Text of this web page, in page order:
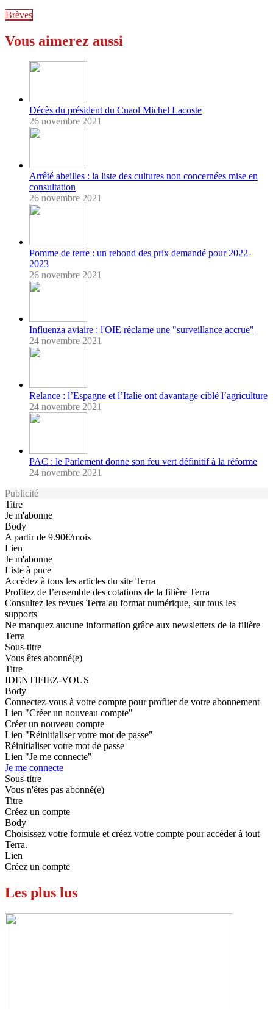
Brèves
Vous aimerez aussi
Décès du président du Cnaol Michel Lacoste
26 novembre 2021
Arrêté abeilles : la liste des cultures non concernées mise en
consultation
26 novembre 2021
Pomme de terre : un rebond des prix demandé pour 2022-
2023
26 novembre 2021
Influenza aviaire : l'OIE réclame une "surveillance accrue"
24 novembre 2021
Relance : l’Espagne et l’Italie ont davantage ciblé l’agriculture
24 novembre 2021
PAC : le Parlement donne son feu vert définitif à la réforme
24 novembre 2021
Publicité
Titre
Je m'abonne
Body
A partir de 9.90€/mois
Lien
Je m'abonne
Liste à puce
Accédez à tous les articles du site Terra
Profitez de l’ensemble des cotations de la filière Terra
Consultez les revues Terra au format numérique, sur tous les
supports
Ne manquez aucune information grâce aux newsletters de la filière
Terra
Sous-titre
Vous êtes abonné(e)
Titre
IDENTIFIEZ-VOUS
Body
Connectez-vous à votre compte pour profiter de votre abonnement
Lien "Créer un nouveau compte"
Créer un nouveau compte
Lien "Réinitialiser votre mot de passe"
Réinitialiser votre mot de passe
Lien "Je me connecte"
Je me connecte
Sous-titre
Vous n'êtes pas abonné(e)
Titre
Créez un compte
Body
Choisissez votre formule et créez votre compte pour accéder à tout
Terra.
Lien
Créez un compte
Les plus lus